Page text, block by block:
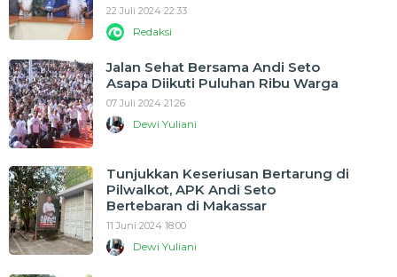
22 Juli 2024 22:33
Redaksi
Jalan Sehat Bersama Andi Seto
Asapa Diikuti Puluhan Ribu Warga
07 Juli 2024 21:26
Dewi Yuliani
Tunjukkan Keseriusan Bertarung di
Pilwalkot, APK Andi Seto
Bertebaran di Makassar
11 Juni 2024 18:00
Dewi Yuliani